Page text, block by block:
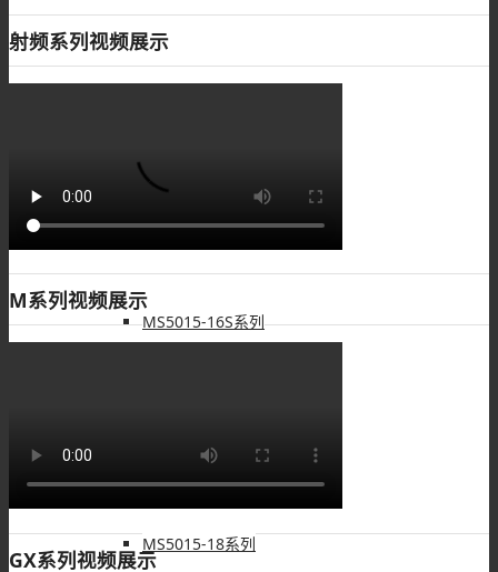
MS5015-14S系列
MS5015-16S系列
MS5015-18系列
射频系列视频展示
M系列视频展示
GX系列视频展示